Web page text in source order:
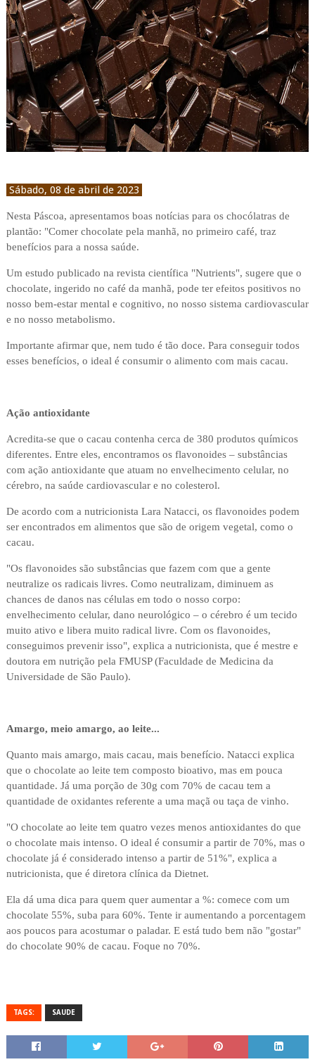
Sábado, 08 de abril de 2023
Nesta Páscoa, apresentamos boas notícias para os chocólatras de
plantão: "Comer chocolate pela manhã, no primeiro café, traz
benefícios para a nossa saúde.
Um estudo publicado na revista científica "Nutrients", sugere que o
chocolate, ingerido no café da manhã, pode ter efeitos positivos no
nosso bem-estar mental e cognitivo, no nosso sistema cardiovascular
e no nosso metabolismo.
Importante afirmar que, nem tudo é tão doce. Para conseguir todos
esses benefícios, o ideal é consumir o alimento com mais cacau.
Ação antioxidante
Acredita-se que o cacau contenha cerca de 380 produtos químicos
diferentes. Entre eles, encontramos os flavonoides – substâncias
com ação antioxidante que atuam no envelhecimento celular, no
cérebro, na saúde cardiovascular e no colesterol.
De acordo com a nutricionista Lara Natacci, os flavonoides podem
ser encontrados em alimentos que são de origem vegetal, como o
cacau.
"Os flavonoides são substâncias que fazem com que a gente
neutralize os radicais livres. Como neutralizam, diminuem as
chances de danos nas células em todo o nosso corpo:
envelhecimento celular, dano neurológico – o cérebro é um tecido
muito ativo e libera muito radical livre. Com os flavonoides,
conseguimos prevenir isso", explica a nutricionista, que é mestre e
doutora em nutrição pela FMUSP (Faculdade de Medicina da
Universidade de São Paulo).
Amargo, meio amargo, ao leite...
Quanto mais amargo, mais cacau, mais benefício. Natacci explica
que o chocolate ao leite tem composto bioativo, mas em pouca
quantidade. Já uma porção de 30g com 70% de cacau tem a
quantidade de oxidantes referente a uma maçã ou taça de vinho.
"O chocolate ao leite tem quatro vezes menos antioxidantes do que
o chocolate mais intenso. O ideal é consumir a partir de 70%, mas o
chocolate já é considerado intenso a partir de 51%", explica a
nutricionista, que é diretora clínica da Dietnet.
Ela dá uma dica para quem quer aumentar a %: comece com um
chocolate 55%, suba para 60%. Tente ir aumentando a porcentagem
aos poucos para acostumar o paladar. E está tudo bem não "gostar"
do chocolate 90% de cacau. Foque no 70%.
TAGS: SAUDE